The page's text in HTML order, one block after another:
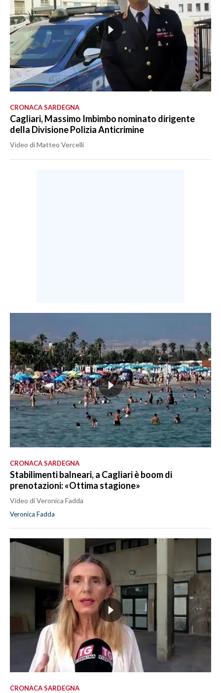
CRONACA SARDEGNA
Cagliari, Massimo Imbimbo nominato dirigente
della Divisione Polizia Anticrimine
Video di Matteo Vercelli
CRONACA SARDEGNA
Stabilimenti balneari, a Cagliari è boom di
prenotazioni: «Ottima stagione»
Video di Veronica Fadda
Veronica Fadda
CRONACA SARDEGNA